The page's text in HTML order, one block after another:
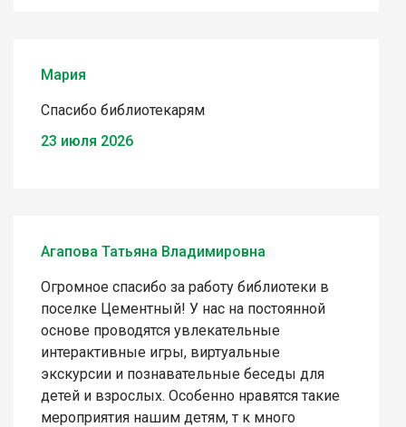
Мария
Спасибо библиотекарям
23 июля 2026
Агапова Татьяна Владимировна
Огромное спасибо за работу библиотеки в
поселке Цементный! У нас на постоянной
основе проводятся увлекательные
интерактивные игры, виртуальные
экскурсии и познавательные беседы для
детей и взрослых. Особенно нравятся такие
мероприятия нашим детям, т к много